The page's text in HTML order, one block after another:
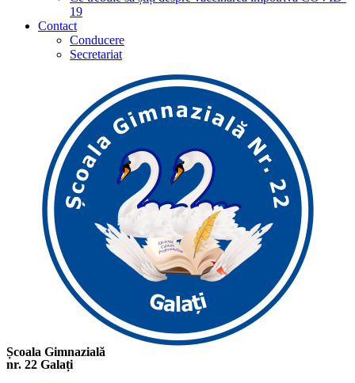
19
Contact
Conducere
Secretariat
Școala Gimnazială
nr. 22 Galați